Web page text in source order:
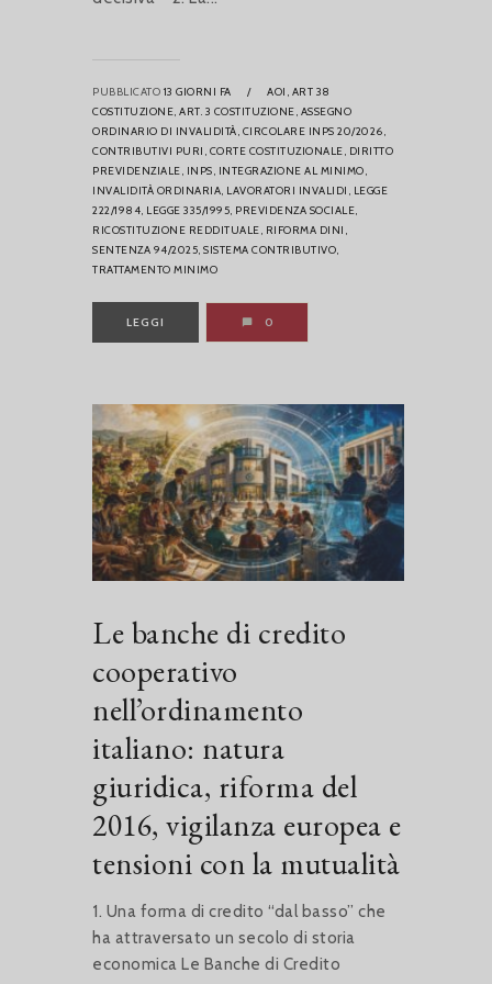
PUBBLICATO 13 GIORNI FA / AOI, ART 38
COSTITUZIONE, ART. 3 COSTITUZIONE, ASSEGNO
ORDINARIO DI INVALIDITÀ, CIRCOLARE INPS 20/2026,
CONTRIBUTIVI PURI, CORTE COSTITUZIONALE, DIRITTO
PREVIDENZIALE, INPS, INTEGRAZIONE AL MINIMO,
INVALIDITÀ ORDINARIA, LAVORATORI INVALIDI, LEGGE
222/1984, LEGGE 335/1995, PREVIDENZA SOCIALE,
RICOSTITUZIONE REDDITUALE, RIFORMA DINI,
SENTENZA 94/2025, SISTEMA CONTRIBUTIVO,
TRATTAMENTO MINIMO
LEGGI 0
Le banche di credito
cooperativo
nell’ordinamento
italiano: natura
giuridica, riforma del
2016, vigilanza europea e
tensioni con la mutualità
1. Una forma di credito “dal basso” che
ha attraversato un secolo di storia
economica Le Banche di Credito